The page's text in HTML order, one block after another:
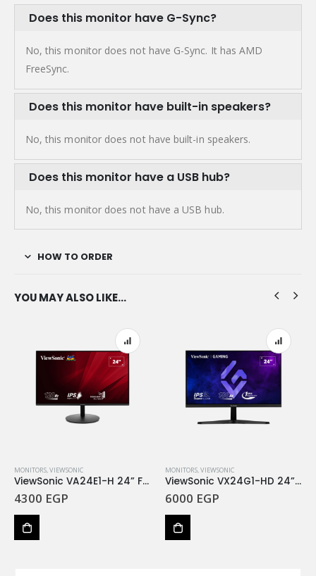
Does this monitor have G-Sync?
No, this monitor does not have G-Sync. It has AMD
FreeSync.
Does this monitor have built-in speakers?
No, this monitor does not have built-in speakers.
Does this monitor have a USB hub?
No, this monitor does not have a USB hub.
HOW TO ORDER
YOU MAY ALSO LIKE…
MONITORS,VIEWSONIC
ViewSonic VA24E1-H 24” Full HD 120Hz IPS 5MS GTG
4300 EGP
MONITORS,VIEWSONIC
ViewSonic VX24G1-HD 24” 180Hz FHD IPS 1MS GTG
6000 EGP